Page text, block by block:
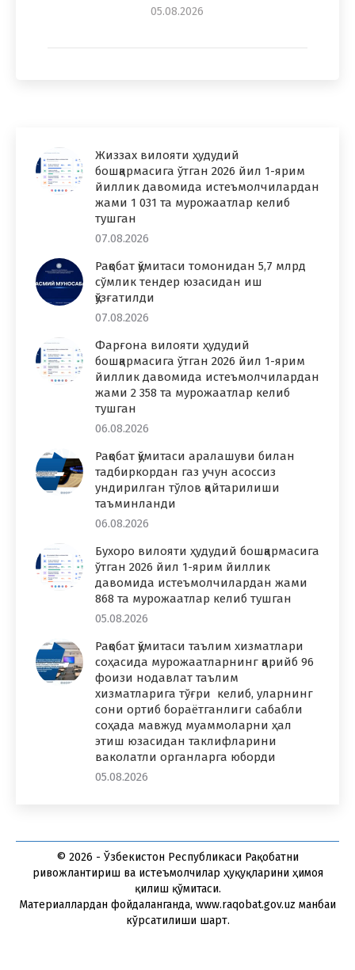
05.08.2026
Жиззах вилояти ҳудудий
бошқармасига ўтган 2026 йил 1-ярим
йиллик давомида истеъмолчилардан
жами 1 031 та мурожаатлар келиб
тушган
07.08.2026
Рақобат қўмитаси томонидан 5,7 млрд
сўмлик тендер юзасидан иш
қўзғатилди
07.08.2026
Фарғона вилояти ҳудудий
бошқармасига ўтган 2026 йил 1-ярим
йиллик давомида истеъмолчилардан
жами 2 358 та мурожаатлар келиб
тушган
06.08.2026
Рақобат қўмитаси аралашуви билан
тадбиркордан газ учун асоссиз
ундирилган тўлов қайтарилиши
таъминланди
06.08.2026
Бухоро вилояти ҳудудий бошқармасига
ўтган 2026 йил 1-ярим йиллик
давомида истеъмолчилардан жами
868 та мурожаатлар келиб тушган
05.08.2026
Рақобат қўмитаси таълим хизматлари
соҳасида мурожаатларнинг қарийб 96
фоизи нодавлат таълим
хизматларига тўғри келиб, уларнинг
сони ортиб бораётганлиги сабабли
соҳада мавжуд муаммоларни ҳал
этиш юзасидан таклифларини
ваколатли органларга юборди
05.08.2026
© 2026 - Ўзбекистон Республикаси Рақобатни
ривожлантириш ва истеъмолчилар ҳуқуқларини ҳимоя
қилиш қўмитаси.
Материаллардан фойдаланганда, www.raqobat.gov.uz манбаи
кўрсатилиши шарт.